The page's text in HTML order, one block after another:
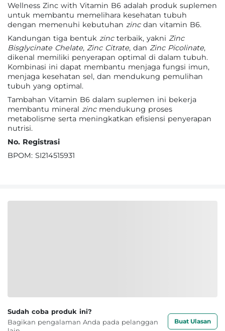
Wellness Zinc with Vitamin B6 adalah produk suplemen
untuk membantu memelihara kesehatan tubuh
dengan memenuhi kebutuhan zinc dan vitamin B6.
Kandungan tiga bentuk zinc terbaik, yakni Zinc
Bisglycinate Chelate, Zinc Citrate, dan Zinc Picolinate,
dikenal memiliki penyerapan optimal di dalam tubuh.
Kombinasi ini dapat membantu menjaga fungsi imun,
menjaga kesehatan sel, dan mendukung pemulihan
tubuh yang optimal.
Tambahan Vitamin B6 dalam suplemen ini bekerja
membantu mineral zinc mendukung proses
metabolisme serta meningkatkan efisiensi penyerapan
nutrisi.
No. Registrasi
BPOM: SI214515931
Sudah coba produk ini?
Bagikan pengalaman Anda pada pelanggan
Buat Ulasan